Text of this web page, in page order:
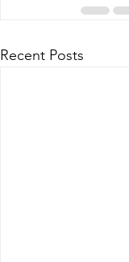
Recent Posts